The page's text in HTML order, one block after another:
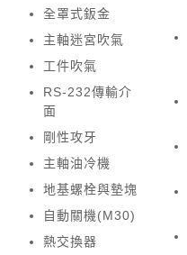
全罩式鈑金
主軸迷宮吹氣
工件吹氣
RS-232傳輸介
面
剛性攻牙
主軸油冷機
地基螺栓與墊塊
自動關機(M30)
熱交換器